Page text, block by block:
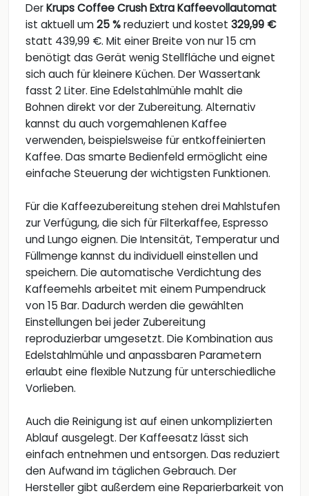
DerKrups Coffee Crush Extra Kaffeevollautomat
ist aktuell um25 %reduziert und kostet 329,99 €
statt 439,99 €. Mit einer Breite von nur 15 cm
benötigt das Gerät wenig Stellfläche und eignet
sich auch für kleinere Küchen. Der Wassertank
fasst 2 Liter. Eine Edelstahlmühle mahlt die
Bohnen direkt vor der Zubereitung. Alternativ
kannst du auch vorgemahlenen Kaffee
verwenden, beispielsweise für entkoffeinierten
Kaffee. Das smarte Bedienfeld ermöglicht eine
einfache Steuerung der wichtigsten Funktionen.
Für die Kaffeezubereitung stehen drei Mahlstufen
zur Verfügung, die sich für Filterkaffee, Espresso
und Lungo eignen. Die Intensität, Temperatur und
Füllmenge kannst du individuell einstellen und
speichern. Die automatische Verdichtung des
Kaffeemehls arbeitet mit einem Pumpendruck
von 15 Bar. Dadurch werden die gewählten
Einstellungen bei jeder Zubereitung
reproduzierbar umgesetzt. Die Kombination aus
Edelstahlmühle und anpassbaren Parametern
erlaubt eine flexible Nutzung für unterschiedliche
Vorlieben.
Auch die Reinigung ist auf einen unkomplizierten
Ablauf ausgelegt. Der Kaffeesatz lässt sich
einfach entnehmen und entsorgen. Das reduziert
den Aufwand im täglichen Gebrauch. Der
Hersteller gibt außerdem eine Reparierbarkeit von